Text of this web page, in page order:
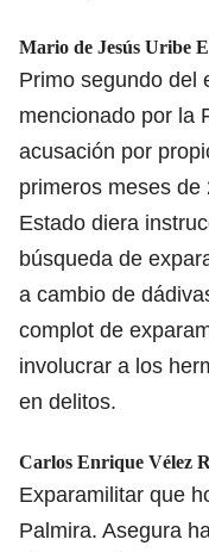
Mario de Jesús Uribe
Primo segundo del
mencionado por la
acusación por
primeros meses
Estado diera
búsqueda de
a cambio de
complot de
involucrar a los
en delitos.
Carlos Enrique Vélez
Exparamilitar que
Palmira. Asegura